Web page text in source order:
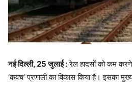
नई दिल्ली, 25 जुलाई :रेल हादसों को कम करने
‘कवच’ प्रणाली का विकास किया है। इसका